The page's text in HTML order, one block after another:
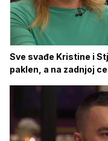
Sve svađe Kristine i
paklen, a na zadnjoj